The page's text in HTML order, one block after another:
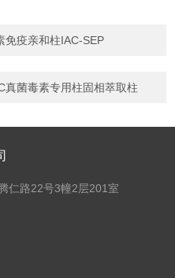
免疫亲和柱IAC-SEP
真菌毒素专用柱固相萃取柱
仁路22号3幢2层201室